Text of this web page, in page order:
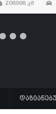
206998 კმ